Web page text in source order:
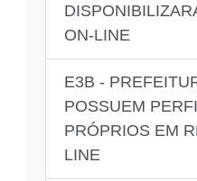
ON-LINE
E3B -
POSSUEM
PRÓPRIOS EM
LINE